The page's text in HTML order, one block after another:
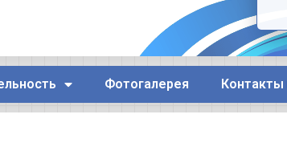
Фотогалерея Контакты